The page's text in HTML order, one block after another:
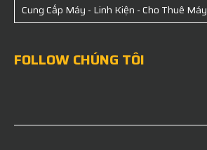
Cung Cấp Máy - Linh Kiện - Cho Thuê Máy
FOLLOW CHÚNG TÔI